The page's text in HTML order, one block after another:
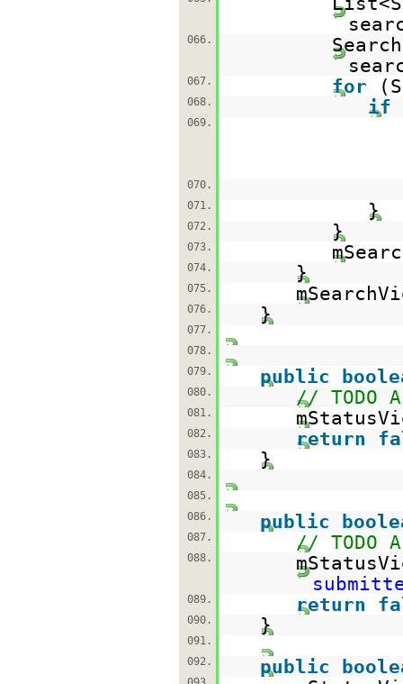
066.
067. for
068. if
069.
070.
071.
}
072. }
073.
074. }
075.
076. }
077.
078.
079.
public
080. // TODO
081.
082. return
083. }
084.
085.
086.
public
087. // TODO
088.
089. return
090. }
091.
092.
public